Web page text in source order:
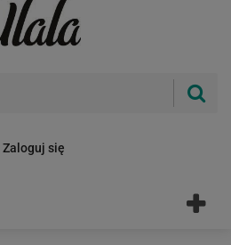
Zaloguj się